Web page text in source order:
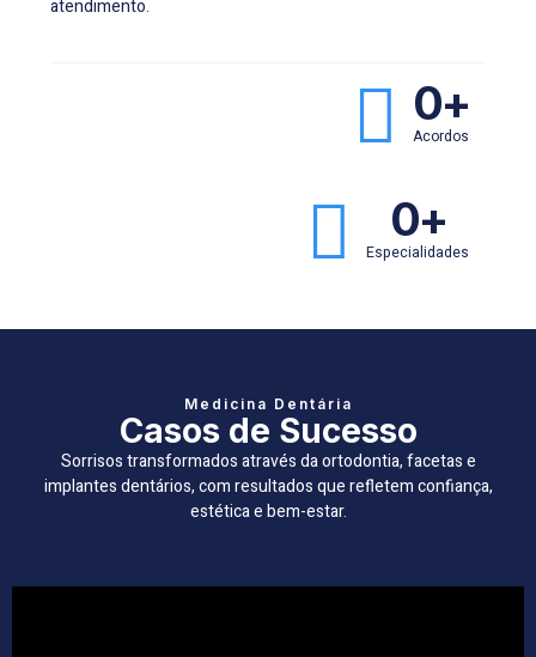
atendimento.
Acordos
0+
Especialidades
0+
Medicina Dentária
Casos de Sucesso
Sorrisos transformados através da ortodontia, facetas e
implantes dentários, com resultados que refletem confiança,
estética e bem-estar.